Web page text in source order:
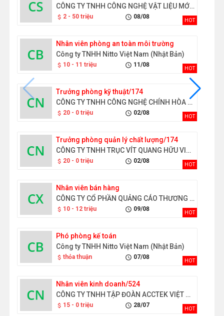
CÔNG TY TNHH CÔNG NGHỆ VẬT LIỆU MỚI GOLD SEN
attach_money 2 - 50 triệu schedule 08/08
HOT
Nhân viên phòng an toàn môi trường
Công ty TNHH Nitto Việt Nam (Nhật Bản)
attach_money 10 - 11 triệu schedule 11/08
HOT
Trưởng phòng kỹ thuật/174
CÔNG TY TNHH CÔNG NGHỆ CHÍNH HÒA HOẰNG GIAI VIỆT NAM
attach_money 20 - 0 triệu schedule 02/08
HOT
Trưởng phòng quản lý chất lượng/174
CÔNG TY TNHH TRỤC VÍT QUANG HỮU VIỆT NAM
attach_money 20 - 0 triệu schedule 02/08
HOT
Nhân viên bán hàng
CÔNG TY CỔ PHẦN QUẢNG CÁO THƯƠNG MẠI ĐỒNG XANH
attach_money 10 - 12 triệu schedule 09/08
HOT
Phó phòng kế toán
Công ty TNHH Nitto Việt Nam (Nhật Bản)
attach_money thỏa thuận schedule 07/08
HOT
Nhân viên kinh doanh/524
CÔNG TY TNHH TẬP ĐOÀN ACCTEK VIỆT NAM
attach_money 15 - 0 triệu schedule 28/07
HOT